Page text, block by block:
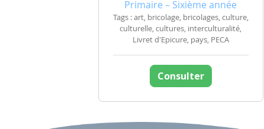
Primaire – Sixième année
Tags : art, bricolage, bricolages, culture,
culturelle, cultures, interculturalité,
Livret d'Epicure, pays, PECA
Consulter